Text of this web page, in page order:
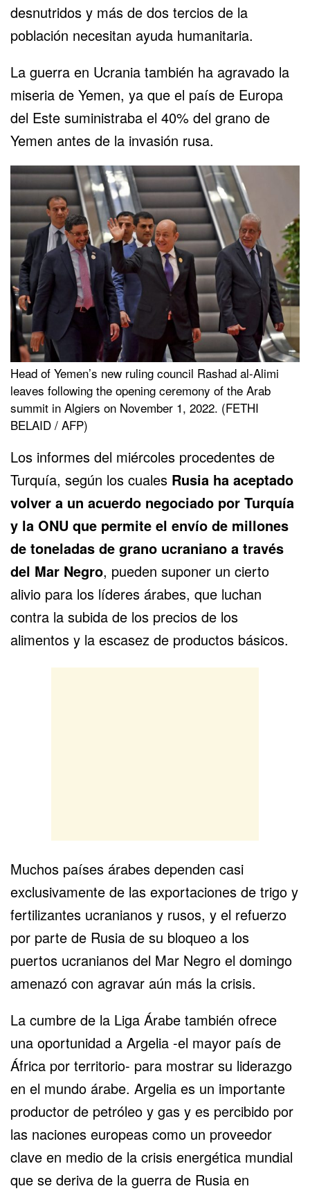
desnutridos y más de dos tercios de la
población necesitan ayuda humanitaria.
La guerra en Ucrania también ha agravado la
miseria de Yemen, ya que el país de Europa
del Este suministraba el 40% del grano de
Yemen antes de la invasión rusa.
Head of Yemen’s new ruling council Rashad al-Alimi
leaves following the opening ceremony of the Arab
summit in Algiers on November 1, 2022. (FETHI
BELAID / AFP)
Los informes del miércoles procedentes de
Turquía, según los cuales Rusia ha aceptado
volver a un acuerdo negociado por Turquía
y la ONU que permite el envío de millones
de toneladas de grano ucraniano a través
del Mar Negro, pueden suponer un cierto
alivio para los líderes árabes, que luchan
contra la subida de los precios de los
alimentos y la escasez de productos básicos.
Muchos países árabes dependen casi
exclusivamente de las exportaciones de trigo y
fertilizantes ucranianos y rusos, y el refuerzo
por parte de Rusia de su bloqueo a los
puertos ucranianos del Mar Negro el domingo
amenazó con agravar aún más la crisis.
La cumbre de la Liga Árabe también ofrece
una oportunidad a Argelia -el mayor país de
África por territorio- para mostrar su liderazgo
en el mundo árabe. Argelia es un importante
productor de petróleo y gas y es percibido por
las naciones europeas como un proveedor
clave en medio de la crisis energética mundial
que se deriva de la guerra de Rusia en